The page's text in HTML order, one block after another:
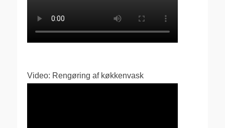
Video: Rengøring af køkkenvask